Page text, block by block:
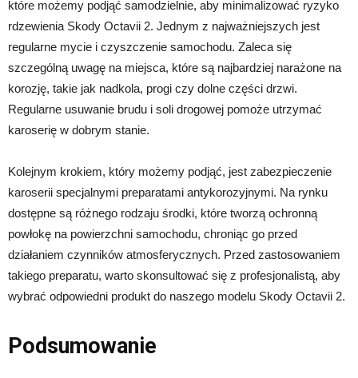
które możemy podjąć samodzielnie, aby minimalizować ryzyko
rdzewienia Skody Octavii 2. Jednym z najważniejszych jest
regularne mycie i czyszczenie samochodu. Zaleca się
szczególną uwagę na miejsca, które są najbardziej narażone na
korozję, takie jak nadkola, progi czy dolne części drzwi.
Regularne usuwanie brudu i soli drogowej pomoże utrzymać
karoserię w dobrym stanie.
Kolejnym krokiem, który możemy podjąć, jest zabezpieczenie
karoserii specjalnymi preparatami antykorozyjnymi. Na rynku
dostępne są różnego rodzaju środki, które tworzą ochronną
powłokę na powierzchni samochodu, chroniąc go przed
działaniem czynników atmosferycznych. Przed zastosowaniem
takiego preparatu, warto skonsultować się z profesjonalistą, aby
wybrać odpowiedni produkt do naszego modelu Skody Octavii 2.
Podsumowanie